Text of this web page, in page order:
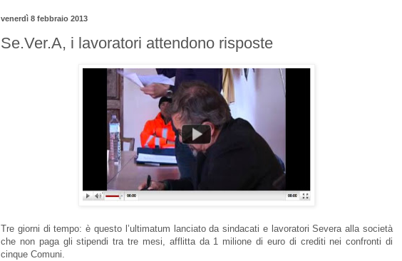
venerdì 8 febbraio 2013
Se.Ver.A, i lavoratori attendono risposte
Tre giorni di tempo: è questo l’ultimatum lanciato da sindacati e lavoratori Severa alla società
che non paga gli stipendi tra tre mesi, afflitta da 1 milione di euro di crediti nei confronti di
cinque Comuni.